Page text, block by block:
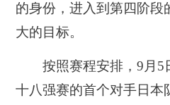
的身份，进入到第四阶段
大的目标。
按照赛程安排，9月5
十八强赛的首个对手日本